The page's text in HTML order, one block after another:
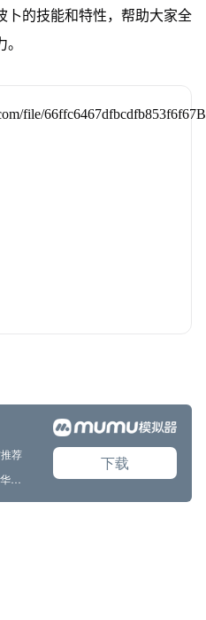
卜的技能和特性，帮助大家全